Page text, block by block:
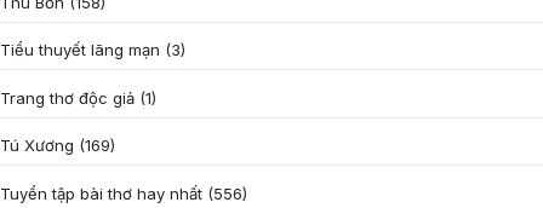
Tiểu thuyết lãng mạn (3)
Trang thơ độc giả (1)
Tú Xương (169)
Tuyển tập bài thơ hay nhất (556)